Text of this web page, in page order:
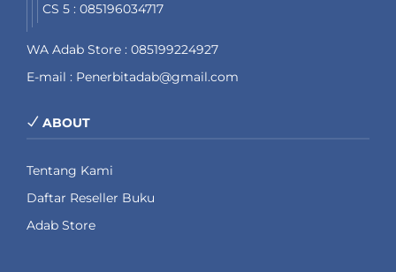
CS 5 : 085196034717
WA Adab Store : 085199224927
E-mail : Penerbitadab@gmail.com
ABOUT
Tentang Kami
Daftar Reseller Buku
Adab Store